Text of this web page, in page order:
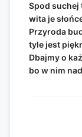
Spod suchej
wita je
Przyroda
tyle jest
Dbajmy o
bo w nim